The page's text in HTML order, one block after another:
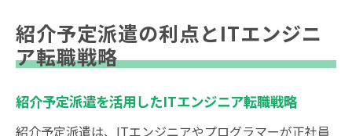
紹介予定派遣の利点とITエンジニ
ア転職戦略
紹介予定派遣を活用したITエンジニア転職戦略
紹介予定派遣は、ITエンジニアやプログラマーが正社員